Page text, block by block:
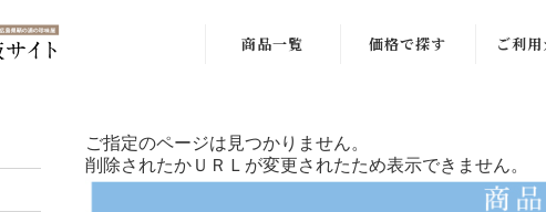
商品一覧
季節限定商品
価格で探す
円
ご利
ご指定のページは見つかりません。
削除されたかＵＲＬが変更されたため表示できません。